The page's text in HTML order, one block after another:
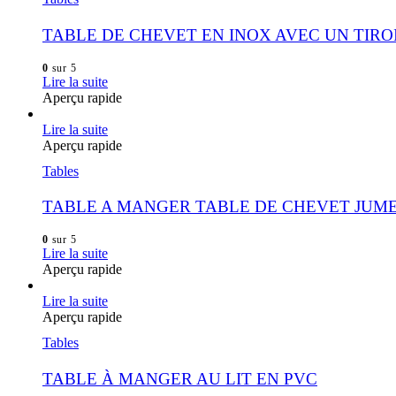
TABLE DE CHEVET EN INOX AVEC UN
0 sur 5
Lire la suite
Aperçu rapide
Lire la suite
Aperçu rapide
Tables
TABLE A MANGER TABLE DE CHEVET
0 sur 5
Lire la suite
Aperçu rapide
Lire la suite
Aperçu rapide
Tables
TABLE À MANGER AU LIT EN PVC